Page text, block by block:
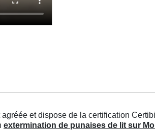
et dispose de la certification
extermination de punaises de lit sur